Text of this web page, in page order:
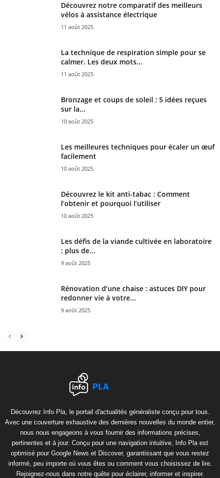
Découvrez notre comparatif des meilleurs
vélos à assistance électrique
11 août 2025
La technique de respiration simple pour se
calmer. Les deux mots...
11 août 2025
Bronzage et coups de soleil : 5 idées reçues
sur la...
10 août 2025
Les meilleures techniques pour écaler un œuf
facilement
10 août 2025
Découvrez le kit anti-tabac : Comment
l’obtenir et pourquoi l’utiliser
10 août 2025
Les défis de la viande cultivée en laboratoire
: plus de...
9 août 2025
Rénovation d’une chaise : astuces DIY pour
redonner vie à votre...
9 août 2025
Découvrez Info Pla, le portail d'actualités généraliste conçu pour tous.
Avec une couverture exhaustive des dernières nouvelles du monde entier,
nous nous engageons à vous fournir des informations précises,
pertinentes et à jour. Conçu pour une navigation intuitive, Info Pla est
optimisé pour Google News et Discover, garantissant que vous restez
informé, peu importe où vous êtes ou comment vous choisissez de lire.
Rejoignez-nous dans notre quête pour éclairer, informer et inspirer.